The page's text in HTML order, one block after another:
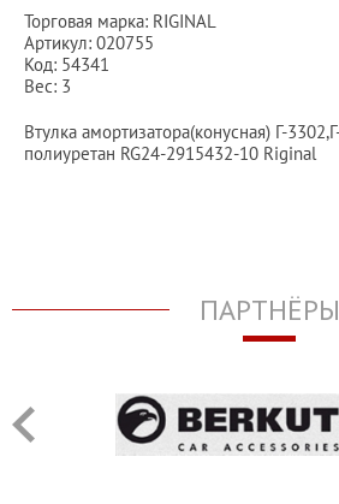
Торговая марка: RIGINAL
Артикул: 020755
Код: 54341
Вес: 3
Втулка амортизатора(конусная) Г-
полиуретан RG24-2915432-10 Riginal
ПАРТНЁРЫ